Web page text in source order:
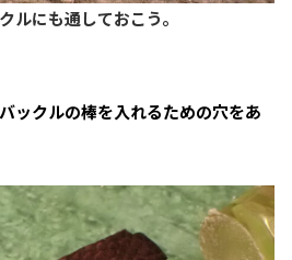
ルにも通しておこう。
ックルの棒を入れるための穴をあ